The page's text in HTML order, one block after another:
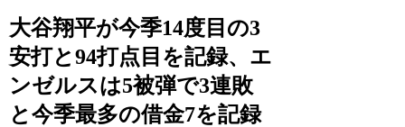
大谷翔平が今季14度目の3
安打と94打点目を記録、エ
ンゼルスは5被弾で3連敗
と今季最多の借金7を記録